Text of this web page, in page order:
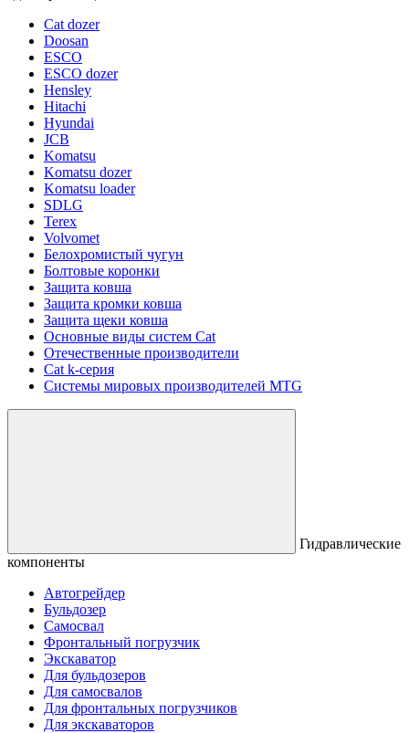
Cat dozer
Doosan
ESCO
ESCO dozer
Hensley
Hitachi
Hyundai
JCB
Komatsu
Komatsu dozer
Komatsu loader
SDLG
Terex
Volvomet
Белохромистый чугун
Болтовые коронки
Защита ковша
Защита кромки ковша
Защита щеки ковша
Основные виды систем Cat
Отечественные производители
Сat k-серия
Системы мировых производителей MTG
Гидравлические
компоненты
Автогрейдер
Бульдозер
Самосвал
Фронтальный погрузчик
Экскаватор
Для бульдозеров
Для самосвалов
Для фронтальных погрузчиков
Для экскаваторов